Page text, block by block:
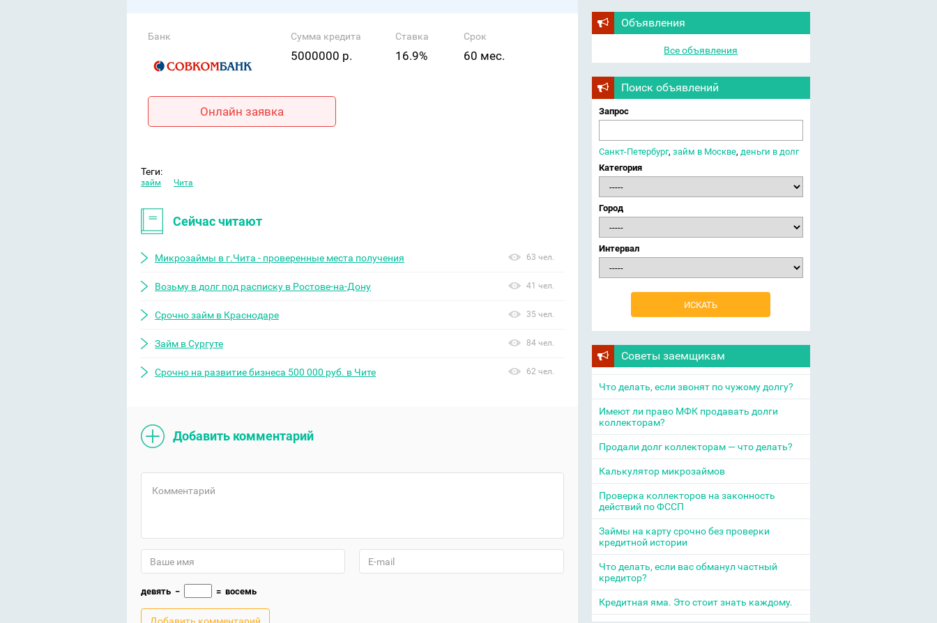
Банк Сумма кредита
5000000 р.
Ставка
16.9%
Срок
60 мес.
Онлайн заявка
Теги:
займ Чита
Сейчас читают
Микрозаймы в г.Чита - проверенные места получения 63 чел.
Возьму в долг под расписку в Ростове-на-Дону 41 чел.
Срочно займ в Краснодаре 35 чел.
Займ в Сургуте 84 чел.
Срочно на развитие бизнеса 500 000 руб. в Чите 62 чел.
Добавить комментарий
девять − = восемь
Объявления
Все объявления
Поиск объявлений
Запрос
Санкт-Петербург, займ в Москве, деньги в долг
Категория
Город
Интервал
Советы заемщикам
Что делать, если звонят по чужому долгу?
Имеют ли право МФК продавать долги
коллекторам?
Продали долг коллекторам — что делать?
Калькулятор микрозаймов
Проверка коллекторов на законность
действий по ФССП
Займы на карту срочно без проверки
кредитной истории
Что делать, если вас обманул частный
кредитор?
Кредитная яма. Это стоит знать каждому.